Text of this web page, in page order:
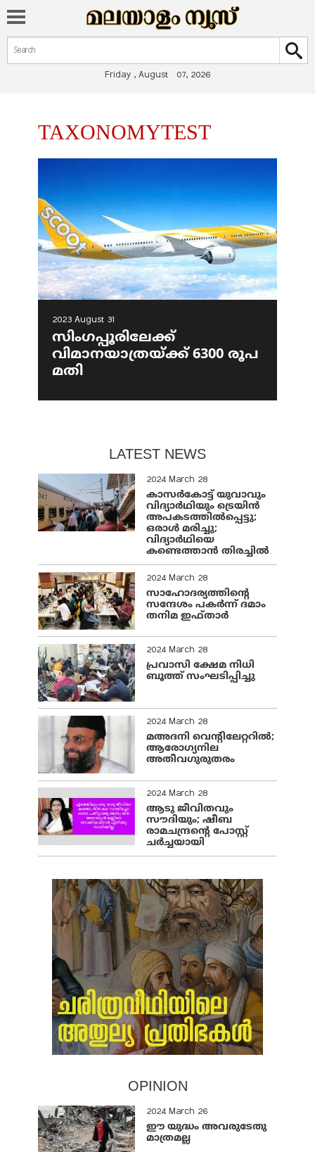
Search form
Search
Friday , August 07, 2026
You are here
TAXONOMYTEST
2023 August 31
സിംഗപ്പൂരിലേക്ക്
വിമാനയാത്രയ്ക്ക് 6300 രൂപ
മതി
LATEST NEWS
2024 March 28
കാസർകോട്ട് യുവാവും
വിദ്യാർഥിയും ട്രെയിൻ
അപകടത്തിൽപ്പെട്ടു;
ഒരാൾ മരിച്ചു;
വിദ്യാർഥിയെ
കണ്ടെത്താൻ തിരച്ചിൽ
2024 March 28
സാഹോദര്യത്തിന്റെ
സന്ദേശം പകർന്ന് ദമാം
തനിമ ഇഫ്‌താർ
2024 March 28
പ്രവാസി ക്ഷേമ നിധി
ബൂത്ത് സംഘടിപ്പിച്ചു
2024 March 28
മഅദനി വെന്റിലേറ്ററിൽ;
ആരോഗ്യനില
അതീവഗുരുതരം
2024 March 28
ആടു ജീവിതവും
സൗദിയും; ഷീബ
രാമചന്ദ്രന്റെ പോസ്റ്റ്
ചര്‍ച്ചയായി
OPINION
2024 March 26
ഈ യുദ്ധം അവരുടേതു
മാത്രമല്ല